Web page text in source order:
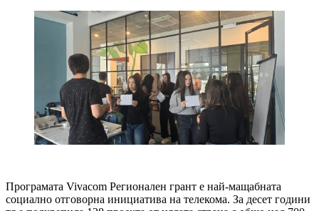
Програмата Vivacom Регионален грант е най-мащабната
социално отговорна инициатива на телекома. За десет години